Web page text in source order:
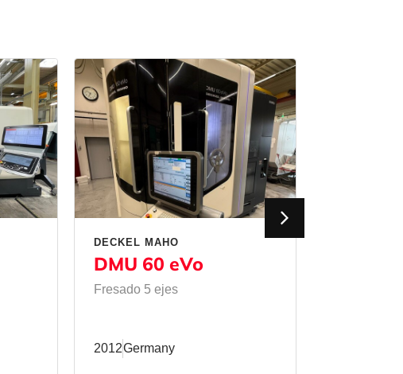
DECKEL MAHO
DMU 60 eVo
Fresado 5 ejes
2012Germany